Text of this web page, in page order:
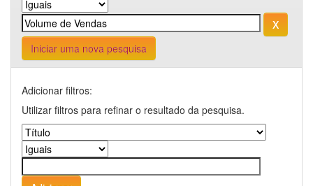
Iniciar uma nova pesquisa
Adicionar filtros:
Utilizar filtros para refinar o resultado da pesquisa.